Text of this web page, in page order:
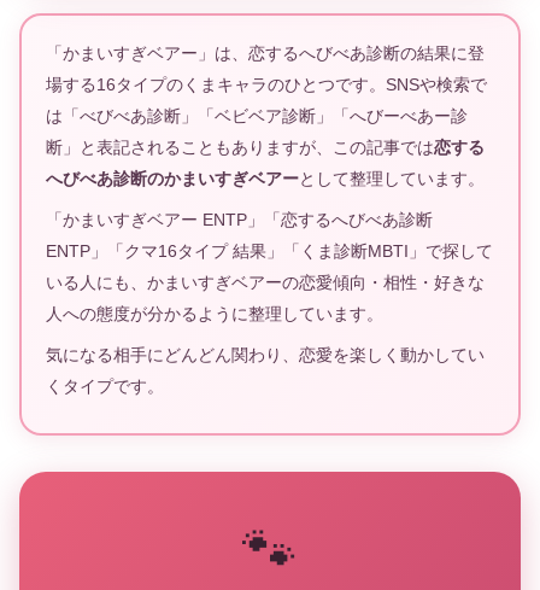
「かまいすぎベアー」は、恋するへびべあ診断の結果に登
場する16タイプのくまキャラのひとつです。SNSや検索で
は「べびべあ診断」「ベビベア診断」「へびーべあー診
断」と表記されることもありますが、この記事では恋する
へびべあ診断のかまいすぎベアーとして整理しています。
「かまいすぎベアー ENTP」「恋するへびべあ診断
ENTP」「クマ16タイプ 結果」「くま診断MBTI」で探して
いる人にも、かまいすぎベアーの恋愛傾向・相性・好きな
人への態度が分かるように整理しています。
気になる相手にどんどん関わり、恋愛を楽しく動かしてい
くタイプです。
🐾